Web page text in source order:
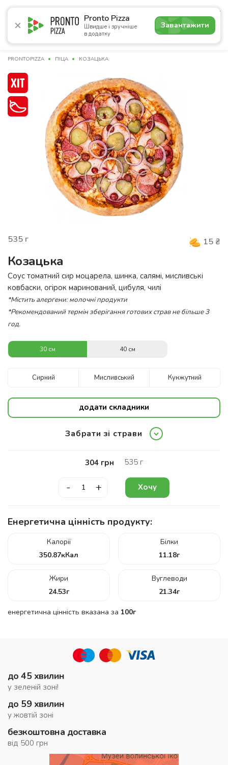
Pronto Pizza
Швидше і зручніше
в додатку
Завантажити
5.0
Акції Піца Суші Сети Бургери Комбо
PRONTOPIZZA ПІЦА КОЗАЦЬКА
535 г 15 ₴
Козацька
Соус томатний сир моцарела, шинка, салямі, мисливські
ковбаски, огірок маринований, цибуля, чилі
*Містить алергени: молочні продукти
*Рекомендований термін зберігання готових страв не більше 3
год.
30 см 40 см
Сирний Мисливський Кунжутний
додати складники
Забрати зі страви
304 грн 535 г
- + Хочу
Енергетична цінність продукту:
Калорії
350.87кКал
Білки
11.18г
Жири
24.53г
Вуглеводи
21.34г
енергетична цінність вказана за 100г
до 45 хвилин
у зеленій зоні!
до 59 хвилин
у жовтій зоні
безкоштовна доставка
від 500 грн